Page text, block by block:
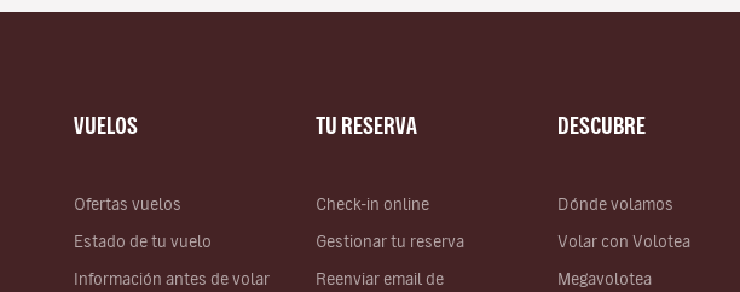
VUELOS
Ofertas vuelos
Estado de tu vuelo
Información antes de volar
TU RESERVA
Check-in online
Gestionar tu reserva
Reenviar email de
DESCUBRE
Dónde volamos
Volar con Volotea
Megavolotea